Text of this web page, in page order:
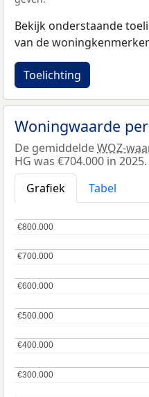
Bekijk onderstaande
van de
Toelichting
Woningwaarde
De gemiddeldeWOZ-
HG was €704.000 in 2025.
Grafiek
Tabel
€300.000
€300.000
€400.000
€400.000
€500.000
€500.000
€600.000
€600.000
€700.000
€700.000
€800.000
€800.000